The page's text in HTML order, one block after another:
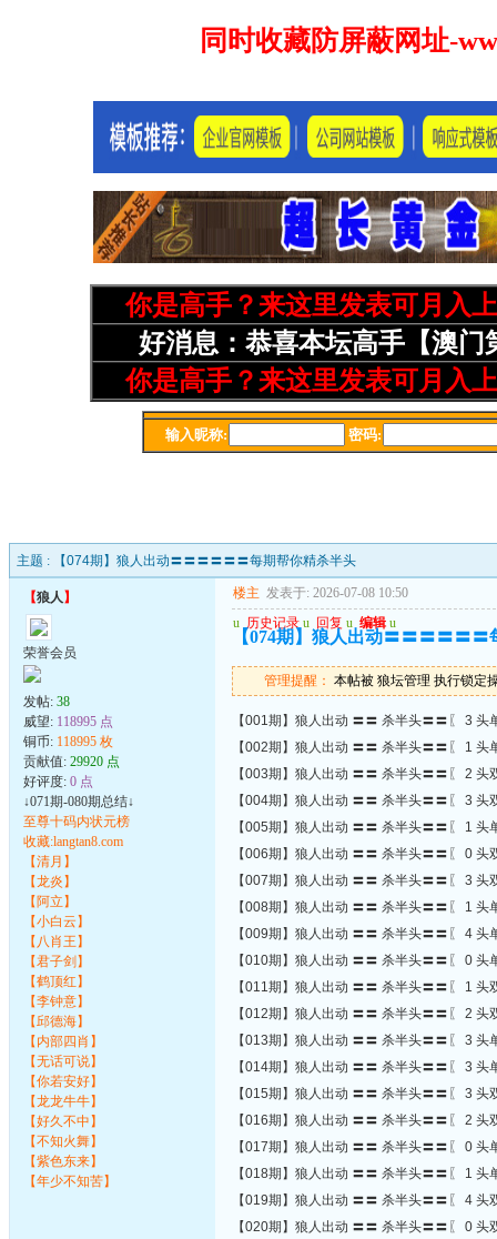
主题 : 【074期】狼人出动〓〓〓〓〓〓每期帮你精杀半头
【狼人 】
荣誉会员
发帖: 38
威望: 118995 点
铜币: 118995 枚
贡献值: 29920 点
好评度: 0 点
↓071期-080期总结↓
至尊十码内状元榜
收藏:langtan8.com
【清月】
【龙炎】
【阿立】
【小白云】
【八肖王】
【君子剑】
【鹤顶红】
【李钟意】
【邱德海】
【内部四肖】
【无话可说】
【你若安好】
【龙龙牛牛】
【好久不中】
【不知火舞】
【紫色东来】
【年少不知苦】
楼主 发表于: 2026-07-08 10:50
u 历史记录 u 回复 u 编辑 u
【074期】狼人出动〓〓〓〓〓
管理提醒： 本帖被 狼坛管理 执行锁定
【001期】狼人出动 〓〓 杀半头〓〓〖 3 头
【002期】狼人出动 〓〓 杀半头〓〓〖 1 头
【003期】狼人出动 〓〓 杀半头〓〓〖 2 头
【004期】狼人出动 〓〓 杀半头〓〓〖 3 头
【005期】狼人出动 〓〓 杀半头〓〓〖 1 头
【006期】狼人出动 〓〓 杀半头〓〓〖 0 头
【007期】狼人出动 〓〓 杀半头〓〓〖 3 头
【008期】狼人出动 〓〓 杀半头〓〓〖 1 头
【009期】狼人出动 〓〓 杀半头〓〓〖 4 头
【010期】狼人出动 〓〓 杀半头〓〓〖 0 头
【011期】狼人出动 〓〓 杀半头〓〓〖 1 头
【012期】狼人出动 〓〓 杀半头〓〓〖 2 头
【013期】狼人出动 〓〓 杀半头〓〓〖 3 头
【014期】狼人出动 〓〓 杀半头〓〓〖 3 头
【015期】狼人出动 〓〓 杀半头〓〓〖 3 头
【016期】狼人出动 〓〓 杀半头〓〓〖 2 头
【017期】狼人出动 〓〓 杀半头〓〓〖 0 头
【018期】狼人出动 〓〓 杀半头〓〓〖 1 头
【019期】狼人出动 〓〓 杀半头〓〓〖 4 头
【020期】狼人出动 〓〓 杀半头〓〓〖 0 头